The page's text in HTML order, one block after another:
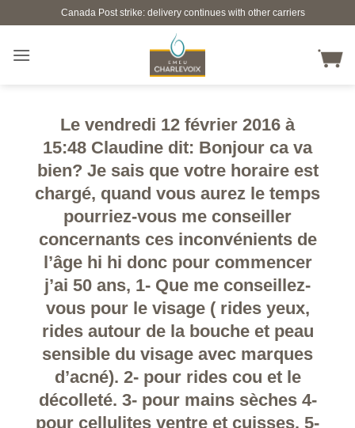
to
content
Canada Post strike: delivery continues with other carriers
Le vendredi 12 février 2016 à
15:48 Claudine dit: Bonjour ca va
bien? Je sais que votre horaire est
chargé, quand vous aurez le temps
pourriez-vous me conseiller
concernants ces inconvénients de
l’âge hi hi donc pour commencer
j’ai 50 ans, 1- Que me conseillez-
vous pour le visage ( rides yeux,
rides autour de la bouche et peau
sensible du visage avec marques
d’acné). 2- pour rides cou et le
décolleté. 3- pour mains sèches 4-
pour cellulites ventre et cuisses. 5-